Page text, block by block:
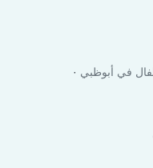
في أبوظبي